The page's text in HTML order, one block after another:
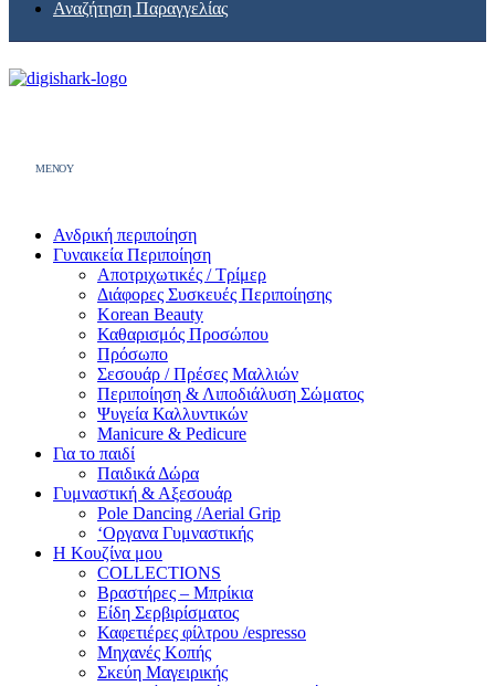
Αναζήτηση Παραγγελίας
MENOY
Ανδρική περιποίηση
Γυναικεία Περιποίηση
Αποτριχωτικές / Τρίμερ
Διάφορες Συσκευές Περιποίησης
Korean Beauty
Καθαρισμός Προσώπου
Πρόσωπο
Σεσουάρ / Πρέσες Μαλλιών
Περιποίηση & Λιποδιάλυση Σώματος
Ψυγεία Καλλυντικών
Manicure & Pedicure
Για το παιδί
Παιδικά Δώρα
Γυμναστική & Αξεσουάρ
Pole Dancing /Aerial Grip
‘Οργανα Γυμναστικής
Η Κουζίνα μου
COLLECTIONS
Βραστήρες – Μπρίκια
Είδη Σερβιρίσματος
Καφετιέρες φίλτρου /espresso
Μηχανές Κοπής
Σκεύη Μαγειρικής